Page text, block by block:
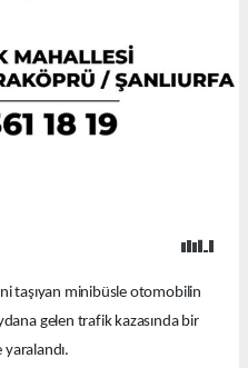
taşıyan minibüsle otomobilin
gelen trafik kazasında bir
yaralandı.